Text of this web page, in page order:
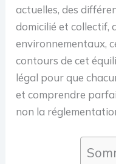
actuelles, des
domicilié et collectif,
environnementaux,
contours de cet
légal pour que
et comprendre
non la